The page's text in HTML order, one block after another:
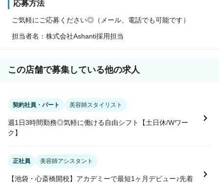
応募方法
ご気軽にご応募ください◎（メール、電話でも可能です）
担当者名：株式会社Ashanti採用担当
この店舗で募集している他の求人
契約社員・パート 美容師スタイリスト
週1日3時間勤務◎気軽に働ける自由シフト【土日休/Wワー
ク】
正社員 美容師アシスタント
【池袋・心斎橋開校】アカデミーで最短1ヶ月デビュー♪先着